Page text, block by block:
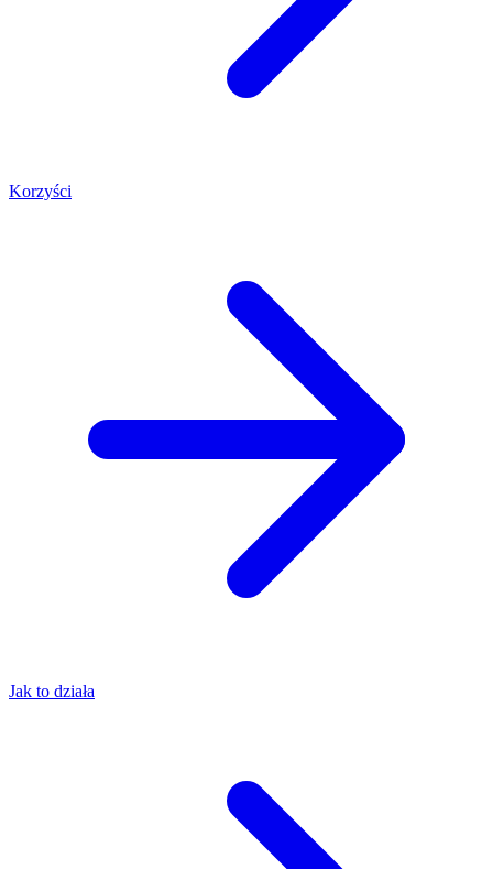
Korzyści
Jak to działa